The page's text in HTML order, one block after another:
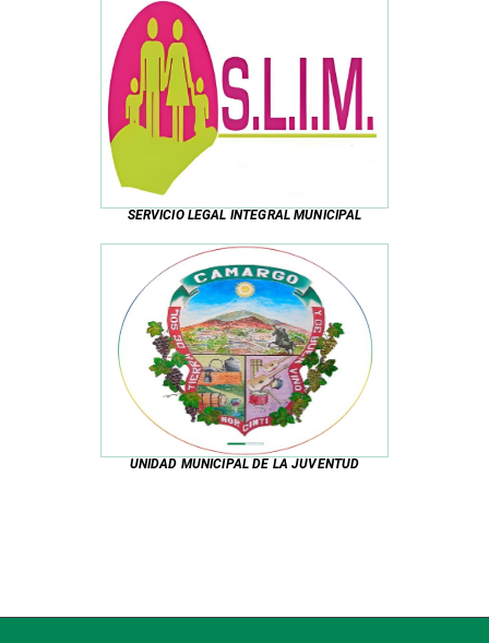
SERVICIO LEGAL INTEGRAL MUNICIPAL
UNIDAD MUNICIPAL DE LA JUVENTUD